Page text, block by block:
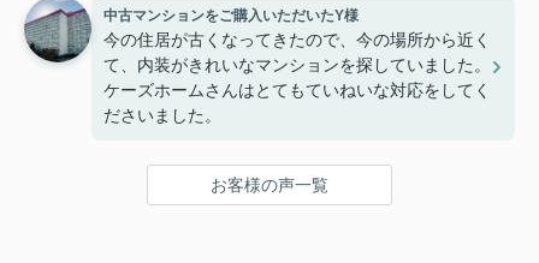
中古マンションをご購入いただいたY様
今の住居が古くなってきたので、今の場所から近く
て、内装がきれいなマンションを探していました。
ケーズホームさんはとてもていねいな対応をしてく
ださいました。
お客様の声一覧